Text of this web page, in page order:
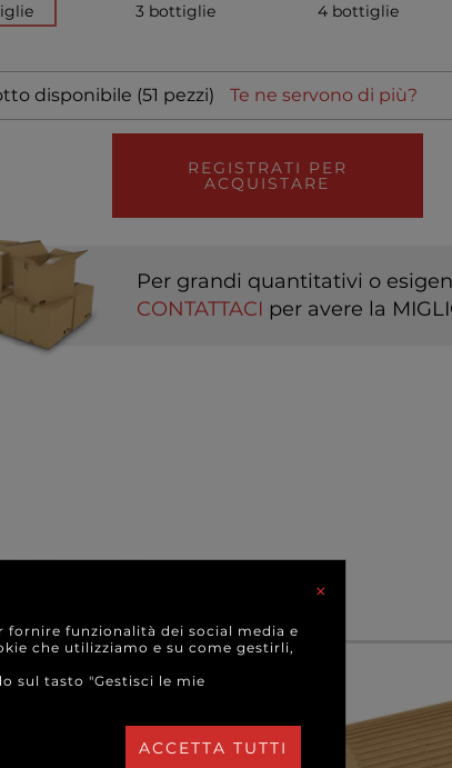
3 bottiglie 4 bottiglie
disponibile (51 pezzi) Te ne servono di più?
REGISTRATI PER
ACQUISTARE
Per grandi quantitativi o
CONTATTACI per avere la
×
funzionalità dei social media e
che utilizziamo e su come gestirli,
sul tasto "Gestisci le mie
ACCETTA TUTTI